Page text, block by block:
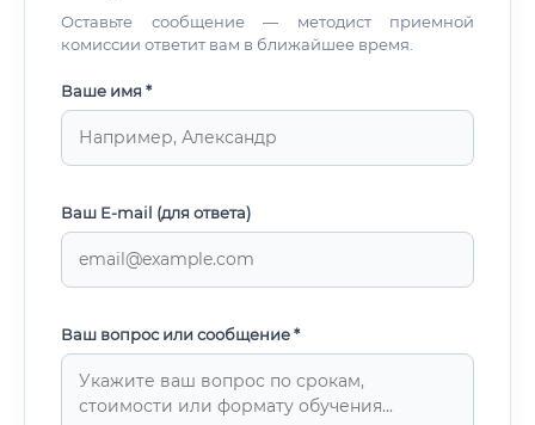
Оставьте сообщение — методист приемной
комиссии ответит вам в ближайшее время.
Ваше имя *
Ваш E-mail (для ответа)
Ваш вопрос или сообщение *